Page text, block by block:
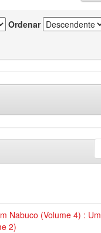
Ordenar
Nabuco (Volume 4) : Um
2)